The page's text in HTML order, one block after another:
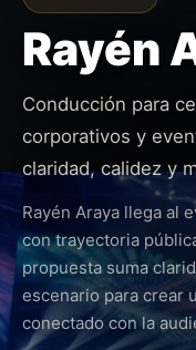
Rayén
Conducción para
corporativos y
claridad, calidez y
Rayén Araya llega al
con trayectoria
propuesta suma
escenario para crear
conectado con la